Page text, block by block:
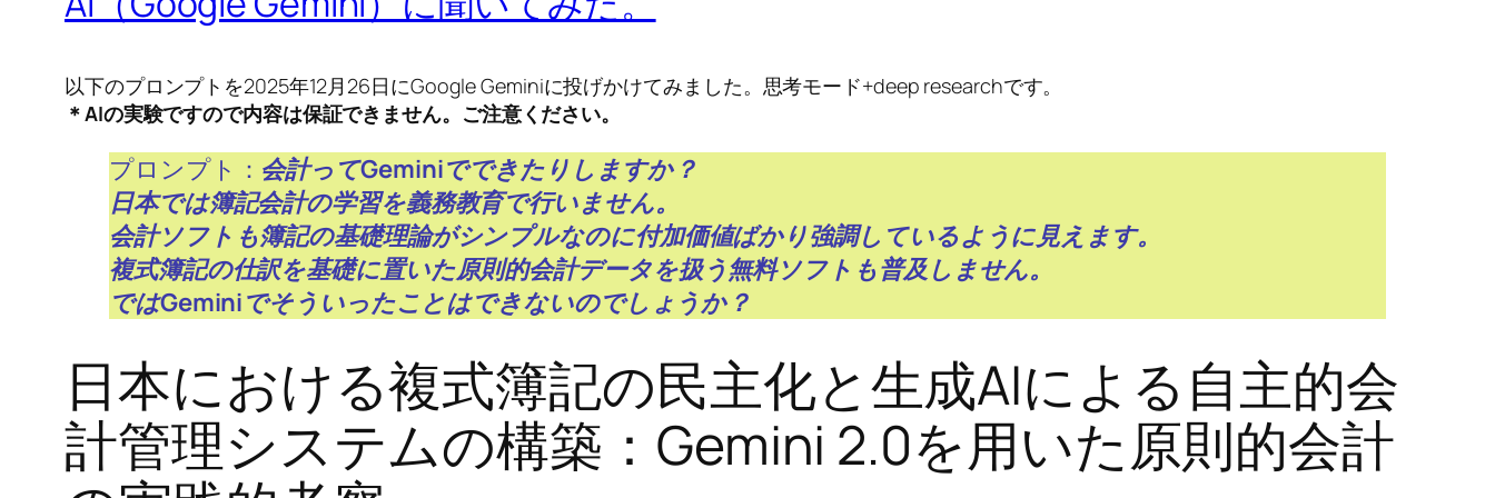
以下のプロンプトを2025年12月26日にGoogle Geminiに投げかけてみました。思考モード+deep researchです。
＊AIの実験ですので内容は保証できません。ご注意ください。
プロンプト： 会計ってGeminiでできたりしますか？
日本では簿記会計の学習を義務教育で行いません。
会計ソフトも簿記の基礎理論がシンプルなのに付加価値ばかり強調しているように見えます。
複式簿記の仕訳を基礎に置いた原則的会計データを扱う無料ソフトも普及しません。
ではGeminiでそういったことはできないのでしょうか？
日本における複式簿記の民主化と生成AIによる自主的会
計管理システムの構築：Gemini 2.0を用いた原則的会計